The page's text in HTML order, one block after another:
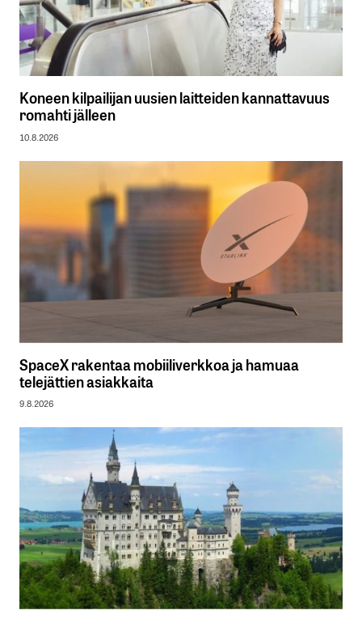
Koneen kilpailijan uusien laitteiden kannattavuus
romahti jälleen
10.8.2026
SpaceX rakentaa mobiiliverkkoa ja hamuaa
telejättien asiakkaita
9.8.2026